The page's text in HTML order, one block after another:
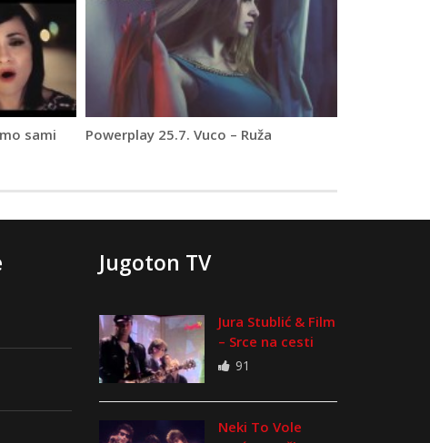
sami Powerplay 25.7. Vuco – Ruža
Jugoton TV
Jura Stublić & Film
– Srce na cesti
91
Neki To Vole